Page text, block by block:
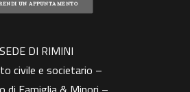
UN APPUNTAMENTO
SEDE DI RIMINI
civile e societario –